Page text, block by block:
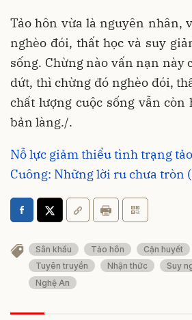
Tảo hôn vừa là nguyên nhân,
nghèo đói, thất học và suy
sống. Chừng nào vấn nạn này
dứt, thì chừng đó nghèo đói,
chất lượng cuộc sống vẫn
bản làng./.
Nỗ lực giảm thiểu tình trạng
Cuông: Những lời ru chưa tròn
Sân khấu Tảo hôn Cận huyết
Tuyên truyền
Nhận thức Suy
Nghệ An